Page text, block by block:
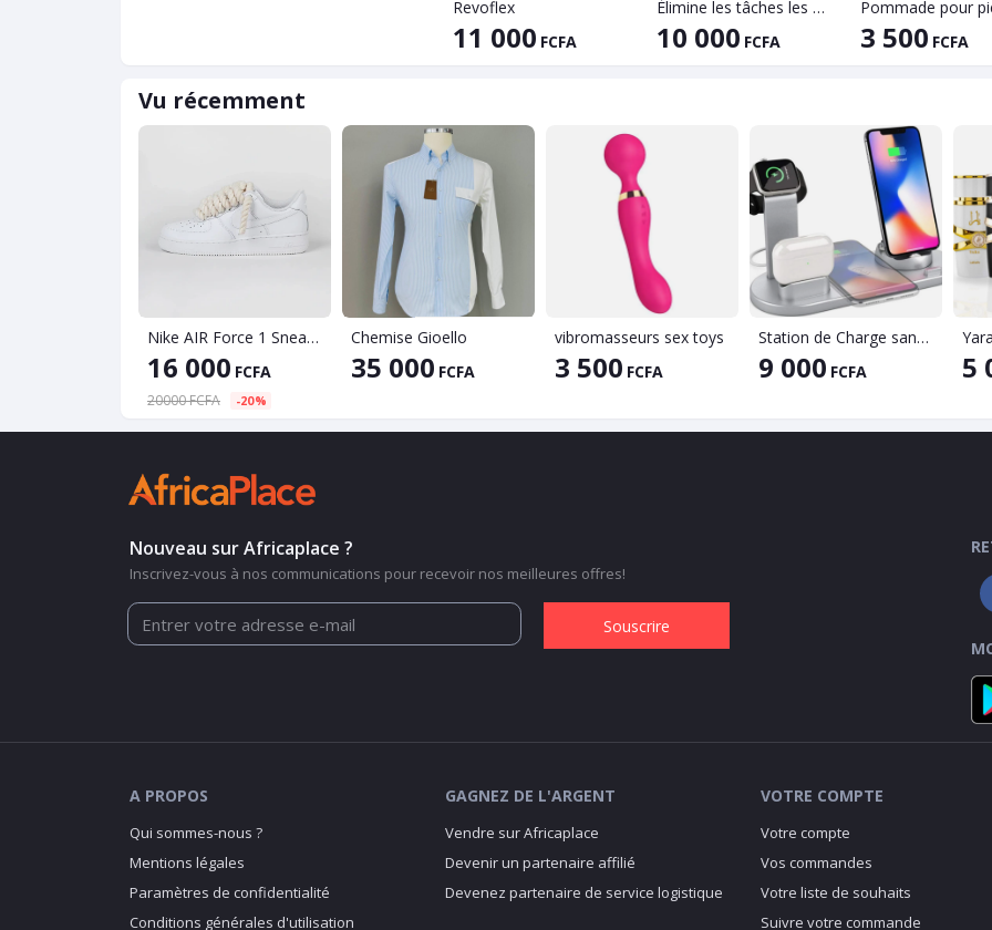
Revoflex
11 000 FCFA
Élimine les tâches les cicatrices
10 000 FCFA
Pommade pour
3 500 FCFA
Vu récemment
Nike AIR Force 1 Sneaker - Dicke
16 000 FCFA
20000 FCFA -20%
Chemise Gioello
35 000 FCFA
vibromasseurs sex toys
3 500 FCFA
Station de Charge sans Fil 6 en 1, Station de Charge rotative à 360° pour Apple/Micro/Téléphone de Type C/Airpods, Chargement sans Fil Qi pour iPhone 8/9/10/11/série 12/Samsung, Support pour iWatch
9 000 FCFA 5
Nouveau sur Africaplace ?
Inscrivez-vous à nos communications pour recevoir nos meilleures offres!
Souscrire
A PROPOS
Qui sommes-nous ?
Mentions légales
Paramètres de confidentialité
Conditions générales d'utilisation
GAGNEZ DE L'ARGENT
Vendre sur Africaplace
Devenir un partenaire affilié
Devenez partenaire de service logistique
VOTRE COMPTE
Votre compte
Vos commandes
Votre liste de souhaits
Suivre votre commande